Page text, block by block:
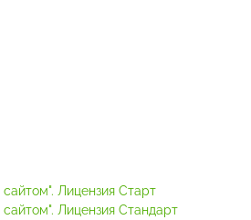
Лицензия Старт
Лицензия Стандарт